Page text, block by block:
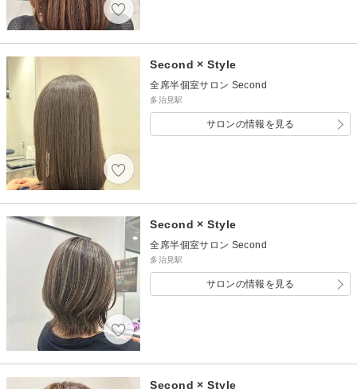
Second × Style
全席半個室サロン Second
多治見駅
サロンの情報を見る
Second × Style
全席半個室サロン Second
多治見駅
サロンの情報を見る
Second × Style